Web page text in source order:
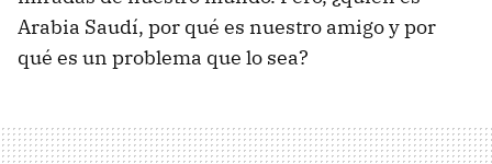
Arabia Saudí, por qué es nuestro amigo y por
qué es un problema que lo sea?